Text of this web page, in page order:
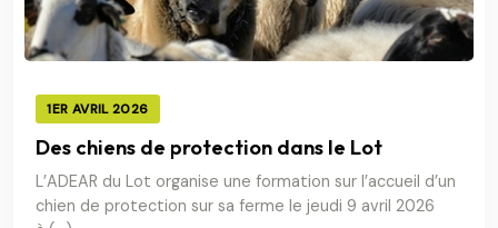
1ER AVRIL 2026
Des chiens de protection dans le Lot
L’ADEAR du Lot organise une formation sur l’accueil d’un
chien de protection sur sa ferme le jeudi 9 avril 2026